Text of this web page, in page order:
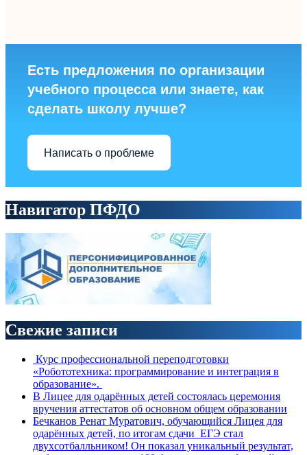
Есть предложения по организации
учебного процесса или знаете, как
сделать школу лучше?
Написать о проблеме
Навигатор ПФДО
Свежие записи
Курс профессиональной переподготовки
«Робототехника: программирование и интеграция в
образование».
В Лицее для одарённых детей состоялась церемония
вручения аттестатов об основном общем образовании
Бечканов Ренат Муратович, обучающийся Лицея для
одарённых детей, по итогам сдачи ЕГЭ стал
двухсотбалльником! Он показал уникальный результат,